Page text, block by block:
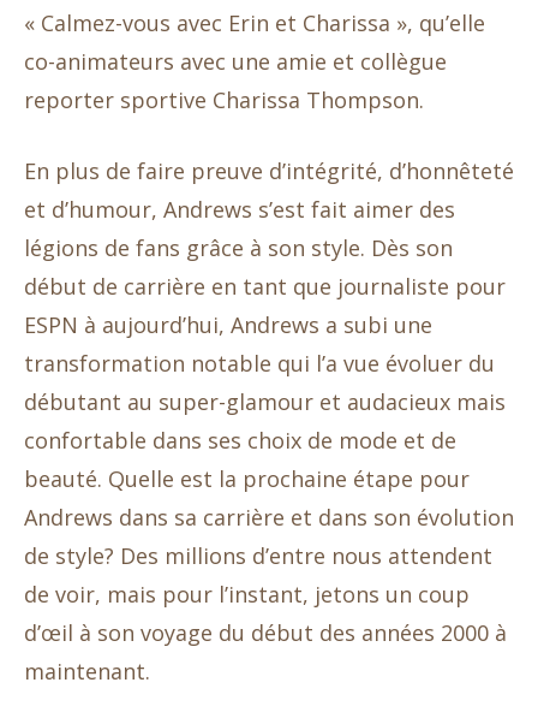
« Calmez-vous avec Erin et Charissa », qu’elle
co-animateurs avec une amie et collègue
reporter sportive Charissa Thompson.
En plus de faire preuve d’intégrité, d’honnêteté
et d’humour, Andrews s’est fait aimer des
légions de fans grâce à son style. Dès son
début de carrière en tant que journaliste pour
ESPN à aujourd’hui, Andrews a subi une
transformation notable qui l’a vue évoluer du
débutant au super-glamour et audacieux mais
confortable dans ses choix de mode et de
beauté. Quelle est la prochaine étape pour
Andrews dans sa carrière et dans son évolution
de style? Des millions d’entre nous attendent
de voir, mais pour l’instant, jetons un coup
d’œil à son voyage du début des années 2000 à
maintenant.